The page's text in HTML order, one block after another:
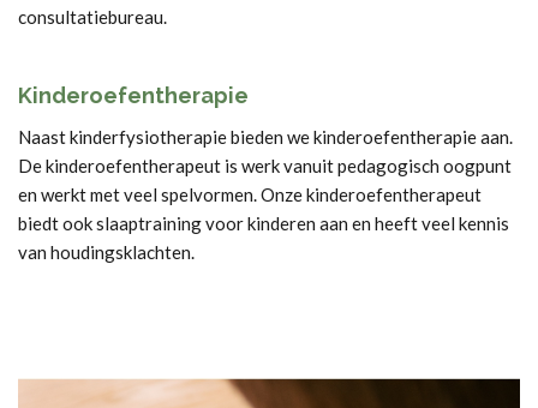
consultatiebureau.
Kinderoefentherapie
Naast kinderfysiotherapie bieden we kinderoefentherapie aan.
De kinderoefentherapeut is werk vanuit pedagogisch oogpunt
en werkt met veel spelvormen. Onze kinderoefentherapeut
biedt ook slaaptraining voor kinderen aan en heeft veel kennis
van houdingsklachten.